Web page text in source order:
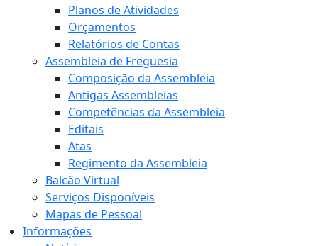
Planos de Atividades
Orçamentos
Relatórios de Contas
Assembleia de Freguesia
Composição da Assembleia
Antigas Assembleias
Competências da Assembleia
Editais
Atas
Regimento da Assembleia
Balcão Virtual
Serviços Disponíveis
Mapas de Pessoal
Informações